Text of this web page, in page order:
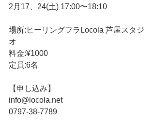
2月17、24(土) 17:00〜18:10
場所:ヒーリングフラLocola 芦屋スタジ
オ
料金:¥1000
定員:6名
【申し込み】
info@locola.net
0797-38-7789